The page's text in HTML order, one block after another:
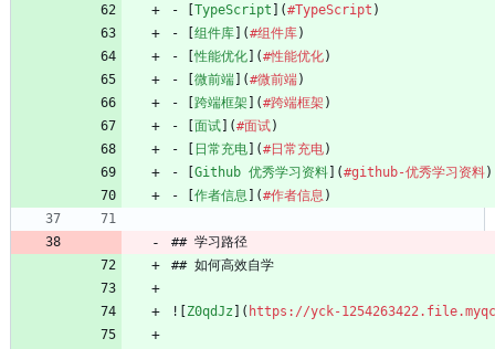
- [ TypeScript ](#TypeScript )
- [ 组件库 ](#组件库)
- [性能优化 ](#性能优化)
- [ 微前端 ](#微前端)
- [ 跨端框架 ](#跨端框架)
- [ 面试 ](#面试)
- [
日常充电 ](#日常充电)
- [ Github 优秀学习资料 ](#github-优秀学习资料)
- [ 作者信息 ](#作者信息 )
## 学习路径
## 如何高效自学
![ Z0qdJz ]( https://yck-